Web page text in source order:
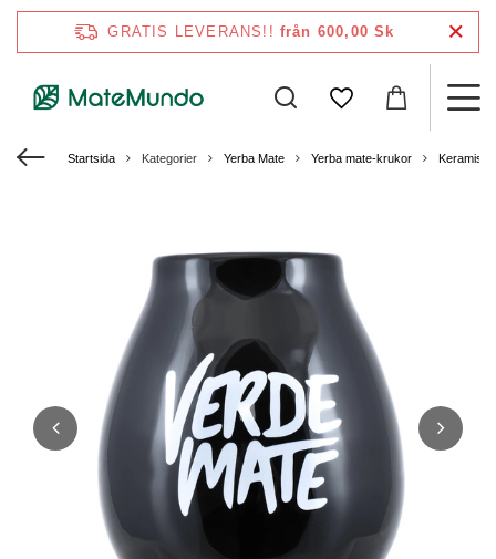
GRATIS LEVERANS!! från 600,00 Sk
Startsida Kategorier Yerba Mate Yerba mate-krukor